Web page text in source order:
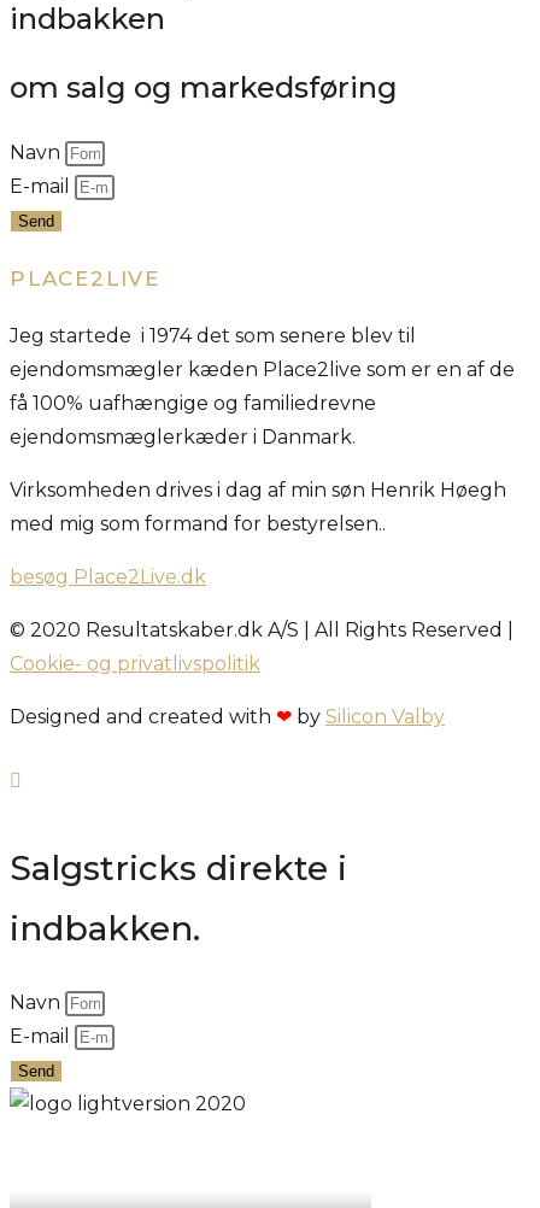
indbakken
om salg og markedsføring
Navn
E-mail
Send
PLACE2LIVE
Jeg startede i 1974 det som senere blev til
ejendomsmægler kæden Place2live som er en af de
få 100% uafhængige og familiedrevne
ejendomsmæglerkæder i Danmark.
Virksomheden drives i dag af min søn Henrik Høegh
med mig som formand for bestyrelsen..
besøg Place2Live.dk
© 2020 Resultatskaber.dk A/S | All Rights Reserved |
Cookie- og privatlivspolitik
Designed and created with ❤ by Silicon Valby
Salgstricks direkte i
indbakken.
Navn
E-mail
Send